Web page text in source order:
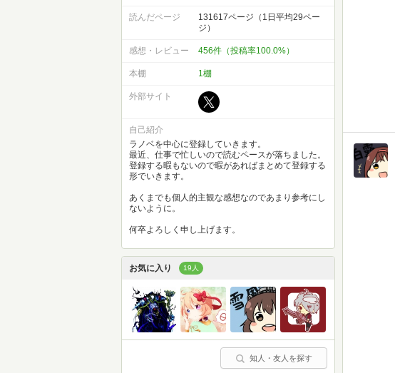
読んだページ
131617ページ（1日平均29ペー
ジ）
感想・レビュー 456件（投稿率100.0%）
本棚 1棚
外部サイト
自己紹介
ラノベを中心に登録していきます。
最近、仕事で忙しいので読むペースが落ちました。
登録する暇もないので暇があればまとめて登録する
形でいきます。
あくまでも個人的主観な感想なのであまり参考にし
ないように。
何卒よろしく申し上げます。
お気に入り 19人
知人・友人を探す